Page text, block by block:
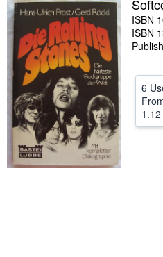
Sellers
Start Selling
Help
ISBN
ISBN
6
1.12